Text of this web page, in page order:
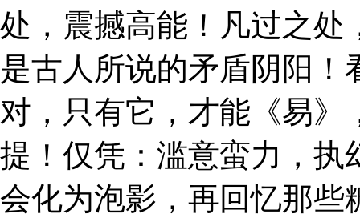
处，震撼高能！凡过之处
是古人所说的矛盾阴阳
对，只有它，才能《易
提！仅凭：滥意蛮力，执
会化为泡影，再回忆那些